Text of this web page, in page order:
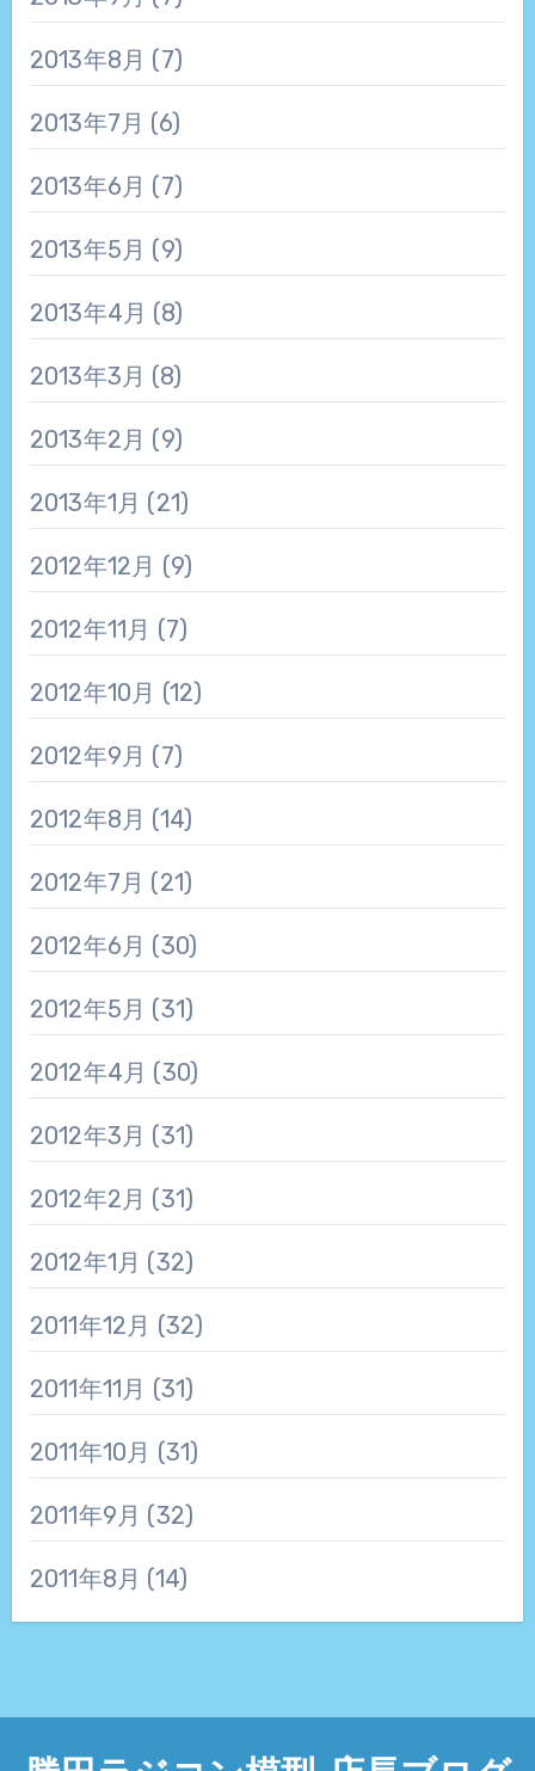
2013年8月 (7)
2013年7月 (6)
2013年6月 (7)
2013年5月 (9)
2013年4月 (8)
2013年3月 (8)
2013年2月 (9)
2013年1月 (21)
2012年12月 (9)
2012年11月 (7)
2012年10月 (12)
2012年9月 (7)
2012年8月 (14)
2012年7月 (21)
2012年6月 (30)
2012年5月 (31)
2012年4月 (30)
2012年3月 (31)
2012年2月 (31)
2012年1月 (32)
2011年12月 (32)
2011年11月 (31)
2011年10月 (31)
2011年9月 (32)
2011年8月 (14)